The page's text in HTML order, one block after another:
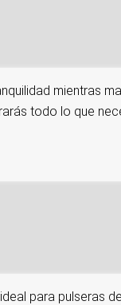
mientras
todo lo que
para pulseras